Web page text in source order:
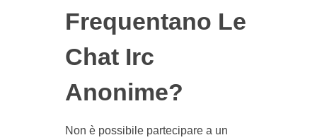
Frequentano Le
Chat Irc
Anonime?
Non è possibile partecipare a un